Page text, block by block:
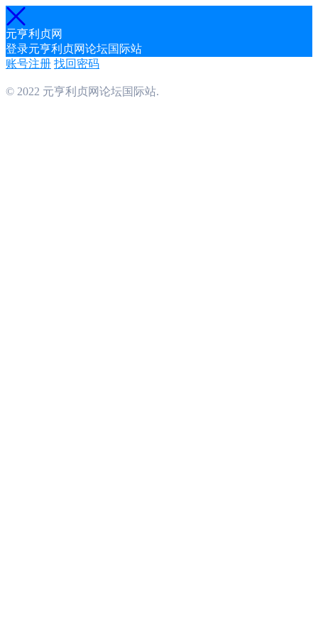
元亨利贞网
登录元亨利贞网论坛国际站
账号注册 找回密码
© 2022 元亨利贞网论坛国际站.